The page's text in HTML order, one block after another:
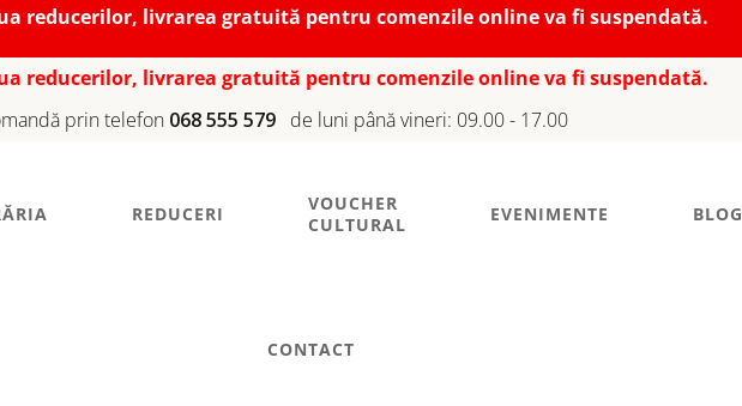
reducerilor, livrarea gratuită pentru comenzile online va fi suspendată.
reducerilor, livrarea gratuită pentru comenzile online va fi suspendată.
prin telefon 068 555 579 de luni până vineri: 09.00 - 17.00
REDUCERI
VOUCHER
CULTURAL
EVENIMENTE BLOG
CONTACT